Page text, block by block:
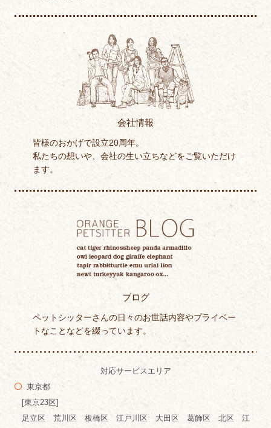
会社情報
皆様のおかげで設立20周年。
私たちの想いや、会社の生い立ちなどをご覧いただけ
ます。
ブログ
ペットシッターさんの日々のお世話内容やプライベー
トなことなどを綴っています。
対応サービスエリア
東京都
[東京23区]
足立区 荒川区 板橋区 江戸川区 大田区 葛飾区 北区 江